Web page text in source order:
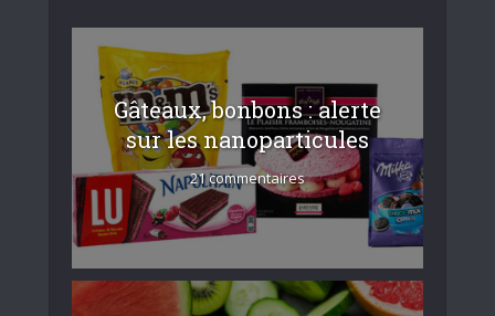
Gâteaux, bonbons : alerte
sur les nanoparticules
21 commentaires